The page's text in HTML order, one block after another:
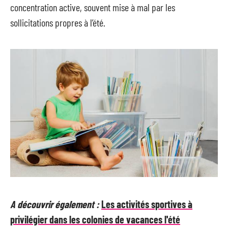
concentration active, souvent mise à mal par les
sollicitations propres à l’été.
A découvrir également :Les activités sportives à
privilégier dans les colonies de vacances l'été